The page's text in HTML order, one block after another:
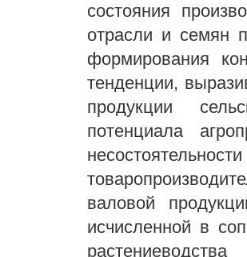
состояния
отрасли и семян
формирования
тенденции,
продукции
потенциала
валовой
исчисленной в